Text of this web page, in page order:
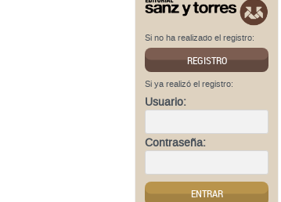
Si no ha realizado el registro:
REGISTRO
Si ya realizó el registro:
Usuario:
Contraseña:
ENTRAR